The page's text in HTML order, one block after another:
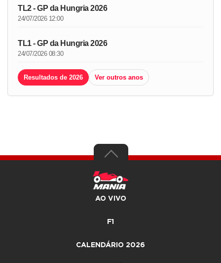
TL2 - GP da Hungria 2026
24/07/2026 12:00
TL1 - GP da Hungria 2026
24/07/2026 08:30
Resultados de 2026 Ver outros anos
AO VIVO
F1
CALENDÁRIO 2026